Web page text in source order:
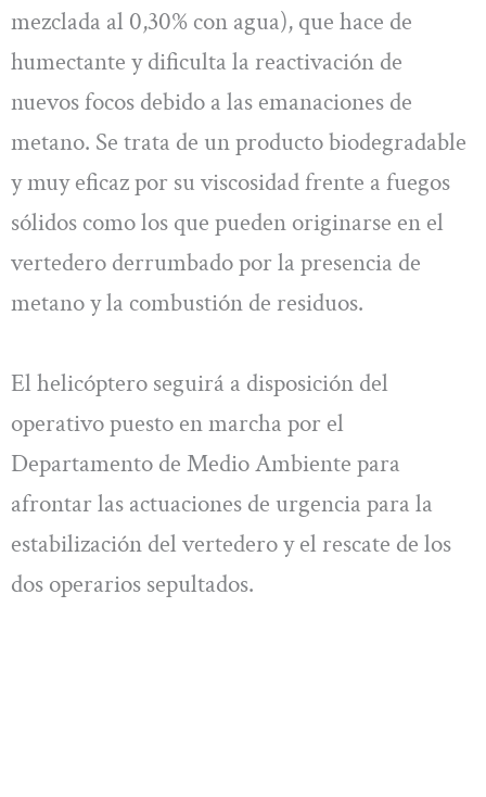
mezclada al 0,30% con agua), que hace de
humectante y dificulta la reactivación de
nuevos focos debido a las emanaciones de
metano. Se trata de un producto biodegradable
y muy eficaz por su viscosidad frente a fuegos
sólidos como los que pueden originarse en el
vertedero derrumbado por la presencia de
metano y la combustión de residuos.
El helicóptero seguirá a disposición del
operativo puesto en marcha por el
Departamento de Medio Ambiente para
afrontar las actuaciones de urgencia para la
estabilización del vertedero y el rescate de los
dos operarios sepultados.